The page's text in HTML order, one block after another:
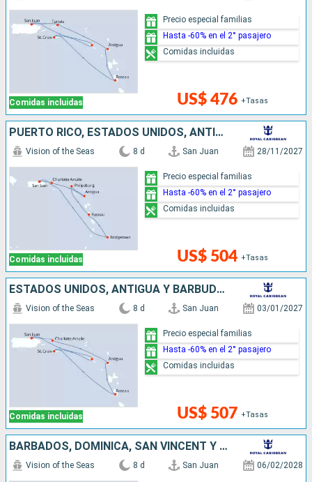
Comidas incluidas US$ 476 +Tasas
Precio especial familias
Hasta -60% en el 2° pasajero
Comidas incluidas
PUERTO RICO, ESTADOS UNIDOS, ANTIGUA Y BARBUDA, SAN MARTÍN, DOMINICA, BARBADOS
Comidas incluidas
Vision of the Seas 8 d San Juan 28/11/2027
US$ 504 +Tasas
Precio especial familias
Hasta -60% en el 2° pasajero
Comidas incluidas
ESTADOS UNIDOS, ANTIGUA Y BARBUDA, DOMINICA, PUERTO RICO
Comidas incluidas
Vision of the Seas 8 d San Juan 03/01/2027
US$ 507 +Tasas
Precio especial familias
Hasta -60% en el 2° pasajero
Comidas incluidas
BARBADOS, DOMINICA, SAN VINCENT Y LAS GRANADINAS, ANTIGUA Y BARBUDA, ESTADOS UNIDOS, PUERTO RICO
Vision of the Seas 8 d San Juan 06/02/2028